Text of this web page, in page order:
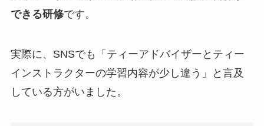
できる研修です。
実際に、SNSでも「ティーアドバイザーとティー
インストラクターの学習内容が少し違う」と言及
している方がいました。